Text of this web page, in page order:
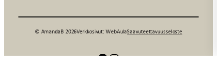
© AmandaB 2026Verkkosivut: WebAulaSaavuteettavuusseloste
Facebook
Instagram